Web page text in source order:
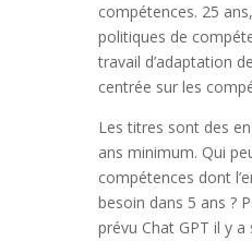
compétences. 25
politiques de
travail d’adaptation
centrée sur les
Les titres sont des
ans minimum. Qui
compétences dont
besoin dans 5 ans ?
prévu Chat GPT il y